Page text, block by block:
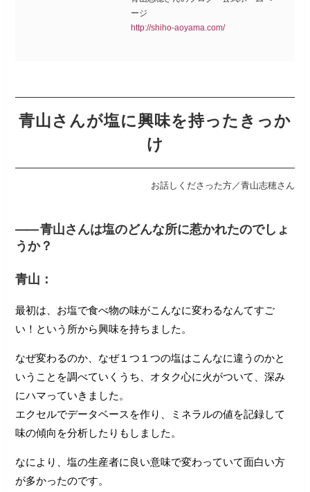
ージ
http://shiho-aoyama.com/
青山さんが塩に興味を持ったきっか
け
お話しくださった方／青山志穂さん
―― 青山さんは塩のどんな所に惹かれたのでしょ
うか？
青山：
最初は、お塩で食べ物の味がこんなに変わるなんてすご
い！という所から興味を持ちました。
なぜ変わるのか、なぜ１つ１つの塩はこんなに違うのかと
いうことを調べていくうち、オタク心に火がついて、深み
にハマっていきました。
エクセルでデータベースを作り、ミネラルの値を記録して
味の傾向を分析したりもしました。
なにより、塩の生産者に良い意味で変わっていて面白い方
が多かったのです。